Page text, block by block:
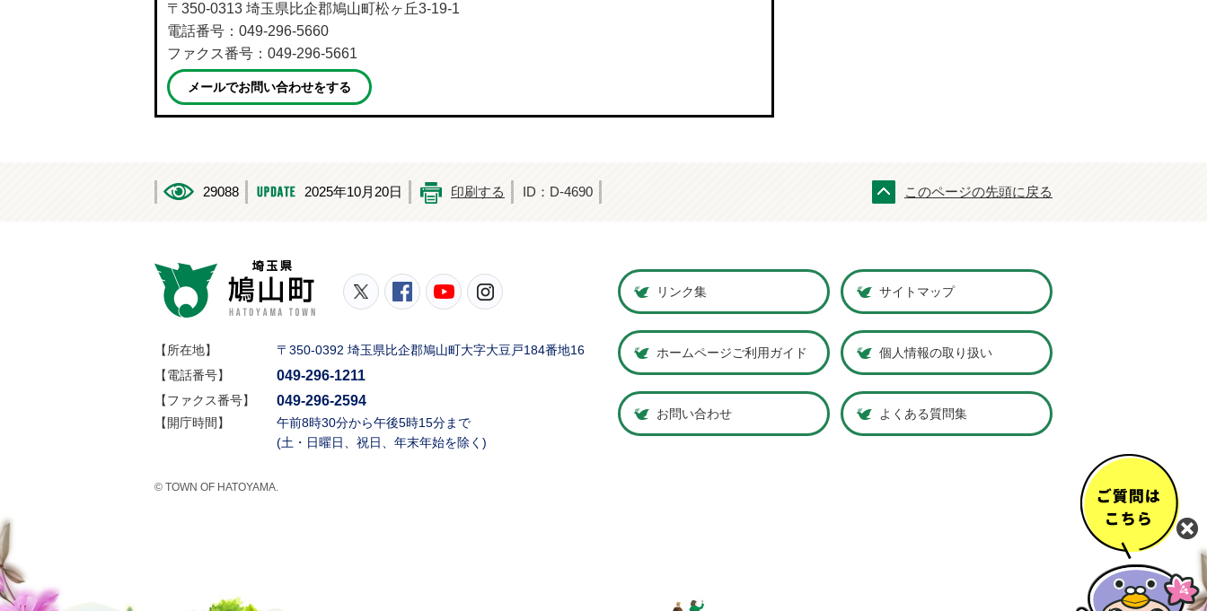
〒350-0313 埼玉県比企郡鳩山町松ヶ丘3-19-1
電話番号：049-296-5660
ファクス番号：049-296-5661
メールでお問い合わせをする
29088 2025年10月20日 印刷する ID：D-4690 このページの先頭に戻る
鳩山町
鳩山町公式Twitter
鳩山町公式Facebook
鳩山町公式YouTube
鳩山町公式Instagram
【所在地】
〒350-0392 埼玉県比企郡鳩山町大字大豆戸184番地16
【電話番号】
049-296-1211
【ファクス番号】 049-296-2594
【開庁時間】
午前8時30分から午後5時15分まで
(土・日曜日、祝日、年末年始を除く)
リンク集 サイトマップ
ホームページご利用ガイド 個人情報の取り扱い
お問い合わせ よくある質問集
© TOWN OF HATOYAMA.